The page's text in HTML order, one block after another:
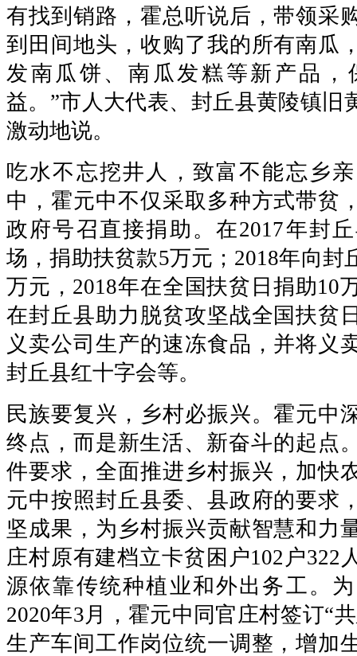
有找到销路，霍总听说后，带领采
到田间地头，收购了我的所有南瓜
发南瓜饼、南瓜发糕等新产品，
益。”市人大代表、封丘县黄陵镇旧
激动地说。
吃水不忘挖井人，致富不能忘乡
中，霍元中不仅采取多种方式带贫
政府号召直接捐助。在2017年封
场，捐助扶贫款5万元；2018年向封
万元，2018年在全国扶贫日捐助10
在封丘县助力脱贫攻坚战全国扶贫
义卖公司生产的速冻食品，并将义
封丘县红十字会等。
民族要复兴，乡村必振兴。霍元中
终点，而是新生活、新奋斗的起点
件要求，全面推进乡村振兴，加快
元中按照封丘县委、县政府的要求
坚成果，为乡村振兴贡献智慧和力
庄村原有建档立卡贫困户102户322
源依靠传统种植业和外出务工。
2020年3月，霍元中同官庄村签订“
生产车间工作岗位统一调整，增加